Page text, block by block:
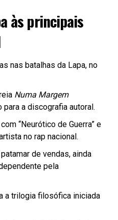
às principais
nas batalhas da Lapa, no
Numa Margem
para a discografia autoral.
“Neurótico de Guerra” e
no rap nacional.
de vendas, ainda
pela
a trilogia filosófica iniciada